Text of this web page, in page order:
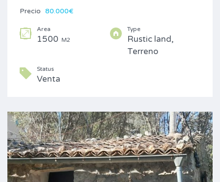
Precio 80.000€
Area
1500 M2
Type
Rustic land,
Terreno
Status
Venta